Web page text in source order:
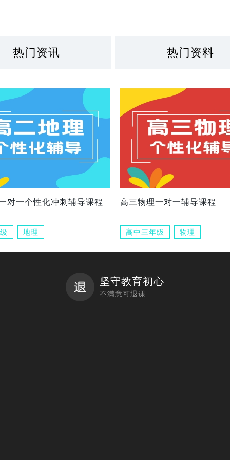
热门资讯 热门资料
对一个性化冲刺辅导课程
地理
高三物理一对一辅导课程
高中三年级 物理
坚守教育初心
不满意可退课